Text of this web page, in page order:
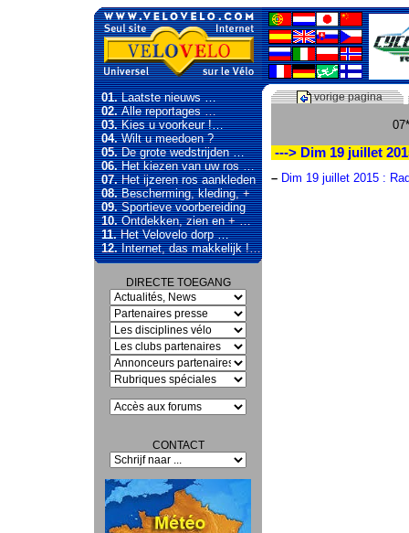
01.Laatste nieuws …
02.Alle reportages …
03.Kies u voorkeur !…
04.Wilt u meedoen ?
05.De grote wedstrijden …
06.Het kiezen van uw ros …
07.Het ijzeren ros aankleden
08.Bescherming, kleding, +
09.Sportieve voorbereiding
10.Ontdekken, zien en + …
11.Het Velovelo dorp …
12.Internet, das makkelijk !…
DIRECTE TOEGANG
CONTACT
vorige pagina
---> Dim 19 juillet
– Dim 19 juillet 2015 :